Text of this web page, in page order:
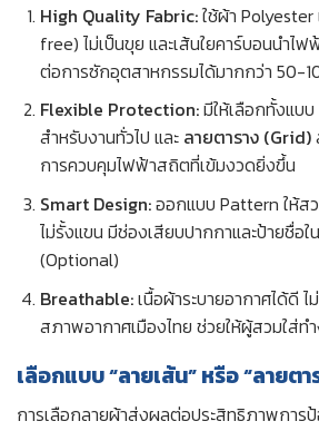
High Quality Fabric:ใช้ผ้า
free) ไม่เป็นขุย และเส้นใยคาร์บอนนำไ
ต่อการซักอุตสาหกรรมได้มากกว่า 50-
Flexible Protection:มีให้เลือกทั้งแบบ
สำหรับงานทั่วไป และ ลายตาราง (Grid)
การควบคุมไฟฟ้าสถิตที่เข้มงวดยิ่งขึ้น
Smart Design:ออกแบบ Pattern ให้ส
ไม่รั้งแขน มีช่องเสียบปากกาและป้ายชื่อใ
(Optional)
Breathable:เนื้อผ้าระบายอากาศได้ดี ไ
สภาพอากาศเมืองไทย ช่วยให้ผู้สวมใส่ท
เลือกแบบ “ลายเส้น” หรือ “ลายตา
การเลือกลายผ้าส่งผลต่อประสิทธิภาพการ